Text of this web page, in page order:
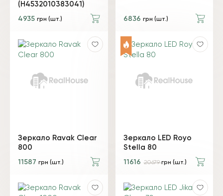
(H4532010383041)
4935 грн (шт.) 6836 грн (шт.)
Зеркало Ravak Clear
800
11587 грн (шт.)
Зеркало LED Royo
Stella 80
11616 20679грн (шт.)